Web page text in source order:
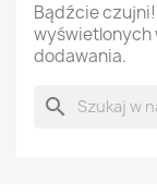
Bądźcie
wyświetlonych
dodawania.
search